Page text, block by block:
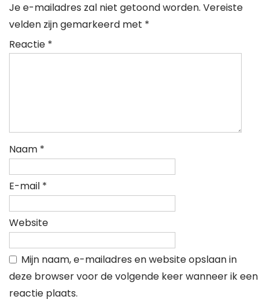
Je e-mailadres zal niet getoond worden. Vereiste
velden zijn gemarkeerd met *
Reactie *
Naam *
E-mail *
Website
Mijn naam, e-mailadres en website opslaan in
deze browser voor de volgende keer wanneer ik een
reactie plaats.